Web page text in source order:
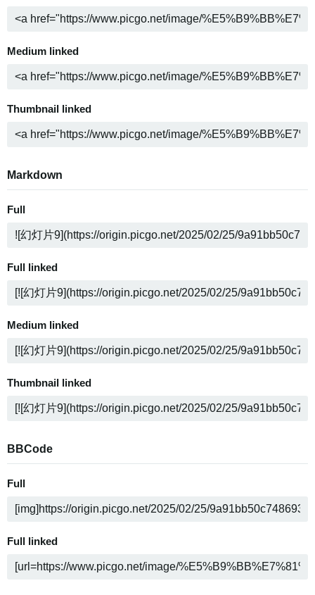
Medium linked
Thumbnail linked
Markdown
Full
Full linked
Medium linked
Thumbnail linked
BBCode
Full
Full linked